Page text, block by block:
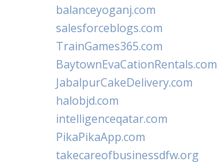
balanceyoganj.com
salesforceblogs.com
TrainGames365.com
BaytownEvaCationRentals.com
JabalpurCakeDelivery.com
halobjd.com
intelligenceqatar.com
PikaPikaApp.com
takecareofbusinessdfw.org